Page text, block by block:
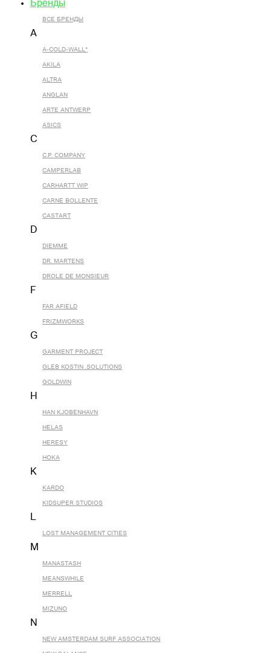
Бренды
ВСЕ БРЕНДЫ
A
A-COLD-WALL*
AKILA
ALTRA
ANGLAN
ARTE ANTWERP
ASICS
C
C.P. COMPANY
CAMPERLAB
CARHARTT WIP
CARNE BOLLENTE
CASTART
D
DIEMME
DR. MARTENS
DROLE DE MONSIEUR
F
FAR AFIELD
FRIZMWORKS
G
GARMENT PROJECT
GLEB KOSTIN .SOLUTIONS
GOLDWIN
H
HAN KJOBENHAVN
HELAS
HERESY
HOKA
K
KARDO
KIDSUPER STUDIOS
L
LOST MANAGEMENT CITIES
M
MANASTASH
MEANSWHILE
MERRELL
MIZUNO
N
NEW AMSTERDAM SURF ASSOCIATION